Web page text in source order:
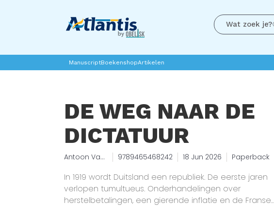
Wat zoek je?
ManuscriptBoekenshopArtikelen
DE WEG NAAR DE
DICTATUUR
Antoon Van
9789465468242 18 Jun 2026 Paperback
In 1919 wordt Duitsland een republiek. De eerste jaren
verlopen tumultueus. Onderhandelingen over
herstelbetalingen, een gierende inflatie en de Franse